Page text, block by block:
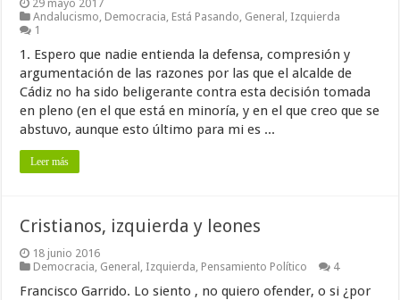
29 mayo 2017
Andalucismo Democracia Está Pasando General
Izquierda
1
1. Espero que nadie entienda la defensa, compresión y
argumentación de las razones por las que el alcalde de
Cádiz no ha sido beligerante contra esta decisión tomada
en pleno (en el que está en minoría, y en el que creo que se
abstuvo, aunque esto último para mi es ...
Leer más
Cristianos, izquierda y leones
18 junio 2016
Democracia General Izquierda Pensamiento Político 4
Francisco Garrido. Lo siento , no quiero ofender, o si ¿por